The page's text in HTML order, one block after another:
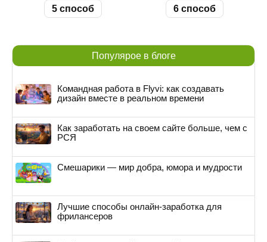
5 способ 6 способ
Популярое в блоге
Командная работа в Flyvi: как создавать
дизайн вместе в реальном времени
Как заработать на своем сайте больше, чем с
РСЯ
Смешарики — мир добра, юмора и мудрости
Лучшие способы онлайн-заработка для
фрилансеров